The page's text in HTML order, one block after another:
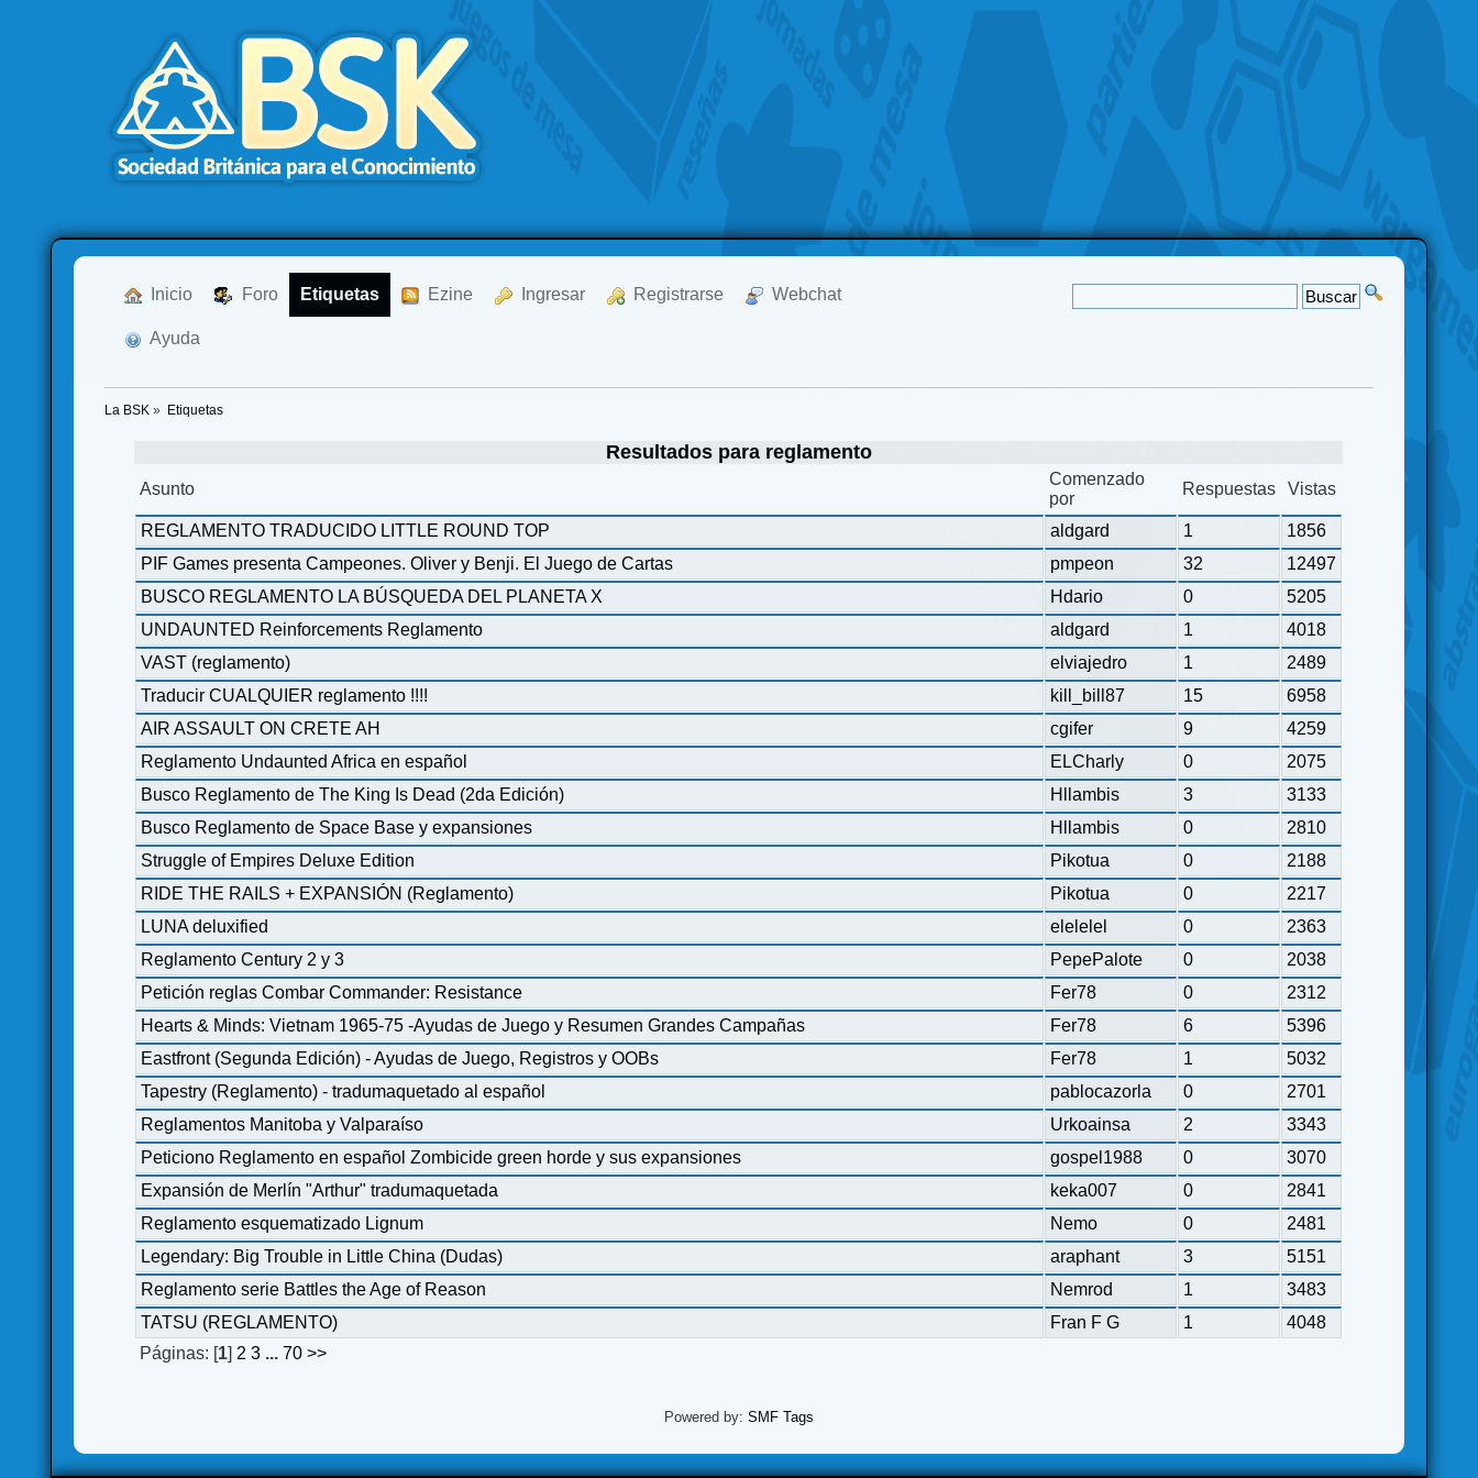
Inicio Foro Etiquetas Ezine Ingresar Registrarse Webchat
Ayuda
La BSK » Etiquetas
Resultados para reglamento
Asunto
Comenzado
por
Respuestas Vistas
REGLAMENTO TRADUCIDO LITTLE ROUND TOP aldgard 1
1856
PIF Games presenta Campeones. Oliver y Benji. El Juego de Cartas
pmpeon 32
12497
BUSCO REGLAMENTO LA BÚSQUEDA DEL PLANETA X
Hdario 0
5205
UNDAUNTED Reinforcements Reglamento
aldgard 1
4018
VAST (reglamento)
elviajedro 1
2489
Traducir CUALQUIER reglamento !!!!
kill_bill87 15
6958
AIR ASSAULT ON CRETE AH
cgifer 9
4259
Reglamento Undaunted Africa en español
ELCharly 0
2075
Busco Reglamento de The King Is Dead (2da Edición)
Hllambis 3
3133
Busco Reglamento de Space Base y expansiones
Hllambis 0
2810
Struggle of Empires Deluxe Edition
Pikotua 0
2188
RIDE THE RAILS + EXPANSIÓN (Reglamento)
Pikotua 0
2217
LUNA deluxified
elelelel 0
2363
Reglamento Century 2 y 3
PepePalote 0
2038
Petición reglas Combar Commander: Resistance
Fer78 0
2312
Hearts & Minds: Vietnam 1965-75 -Ayudas de Juego y Resumen Grandes Campañas
Fer78 6
5396
Eastfront (Segunda Edición) - Ayudas de Juego, Registros y OOBs
Fer78 1
5032
Tapestry (Reglamento) - tradumaquetado al español
pablocazorla 0
2701
Reglamentos Manitoba y Valparaíso
Urkoainsa 2
3343
Peticiono Reglamento en español Zombicide green horde y sus expansiones
gospel1988 0
3070
Expansión de Merlín "Arthur" tradumaquetada
keka007 0
2841
Reglamento esquematizado Lignum
Nemo 0
2481
Legendary: Big Trouble in Little China (Dudas)
araphant 3
5151
Reglamento serie Battles the Age of Reason
Nemrod 1
3483
TATSU (REGLAMENTO)
Fran F G 1
4048
Páginas: [1] 2 3 ...70 >>
Powered by: SMF Tags